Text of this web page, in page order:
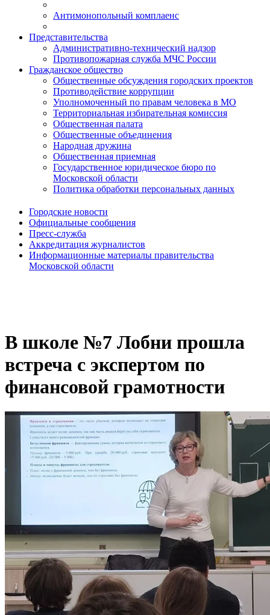
Антимонопольный комплаенс
Представительства
Административно-технический надзор
Противопожарная служба МЧС России
Гражданское общество
Общественные обсуждения городских проектов
Противодействие коррупции
Уполномоченный по правам человека в МО
Территориальная избирательная комиссия
Общественная палата
Общественные объединения
Народная дружина
Общественная приемная
Государственное юридическое бюро по
Московской области
Политика обработки персональных данных
Городские новости
Официальные сообщения
Пресс-служба
Аккредитация журналистов
Информационные материалы правительства
Московской области
В школе №7 Лобни прошла
встреча с экспертом по
финансовой грамотности